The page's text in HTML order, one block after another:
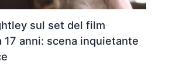
sul set del film
17 anni: scena inquietante